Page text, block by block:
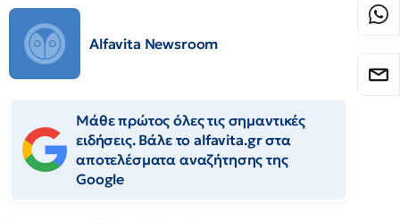
Alfavita Newsroom
Μάθε πρώτος όλες τις σημαντικές
ειδήσεις. Βάλε το alfavita.gr στα
αποτελέσματα αναζήτησης της
Google